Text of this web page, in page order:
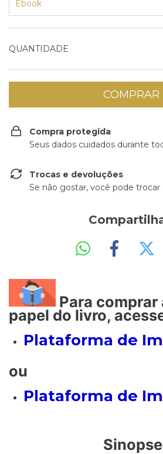
Ebook
QUANTIDADE
Compra protegida
Seus dados cuidados durante
Trocas e devoluções
Se não gostar, você pode trocar
Para comprar
papel do livro,
Plataforma de
ou
Plataforma de
Sinopse